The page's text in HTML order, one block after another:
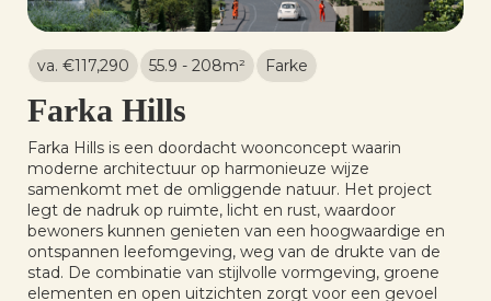
va. €117,290 55.9 - 208m² Farke
Farka Hills
Farka Hills is een doordacht woonconcept waarin
moderne architectuur op harmonieuze wijze
samenkomt met de omliggende natuur. Het project
legt de nadruk op ruimte, licht en rust, waardoor
bewoners kunnen genieten van een hoogwaardige en
ontspannen leefomgeving, weg van de drukte van de
stad. De combinatie van stijlvolle vormgeving, groene
elementen en open uitzichten zorgt voor een gevoel